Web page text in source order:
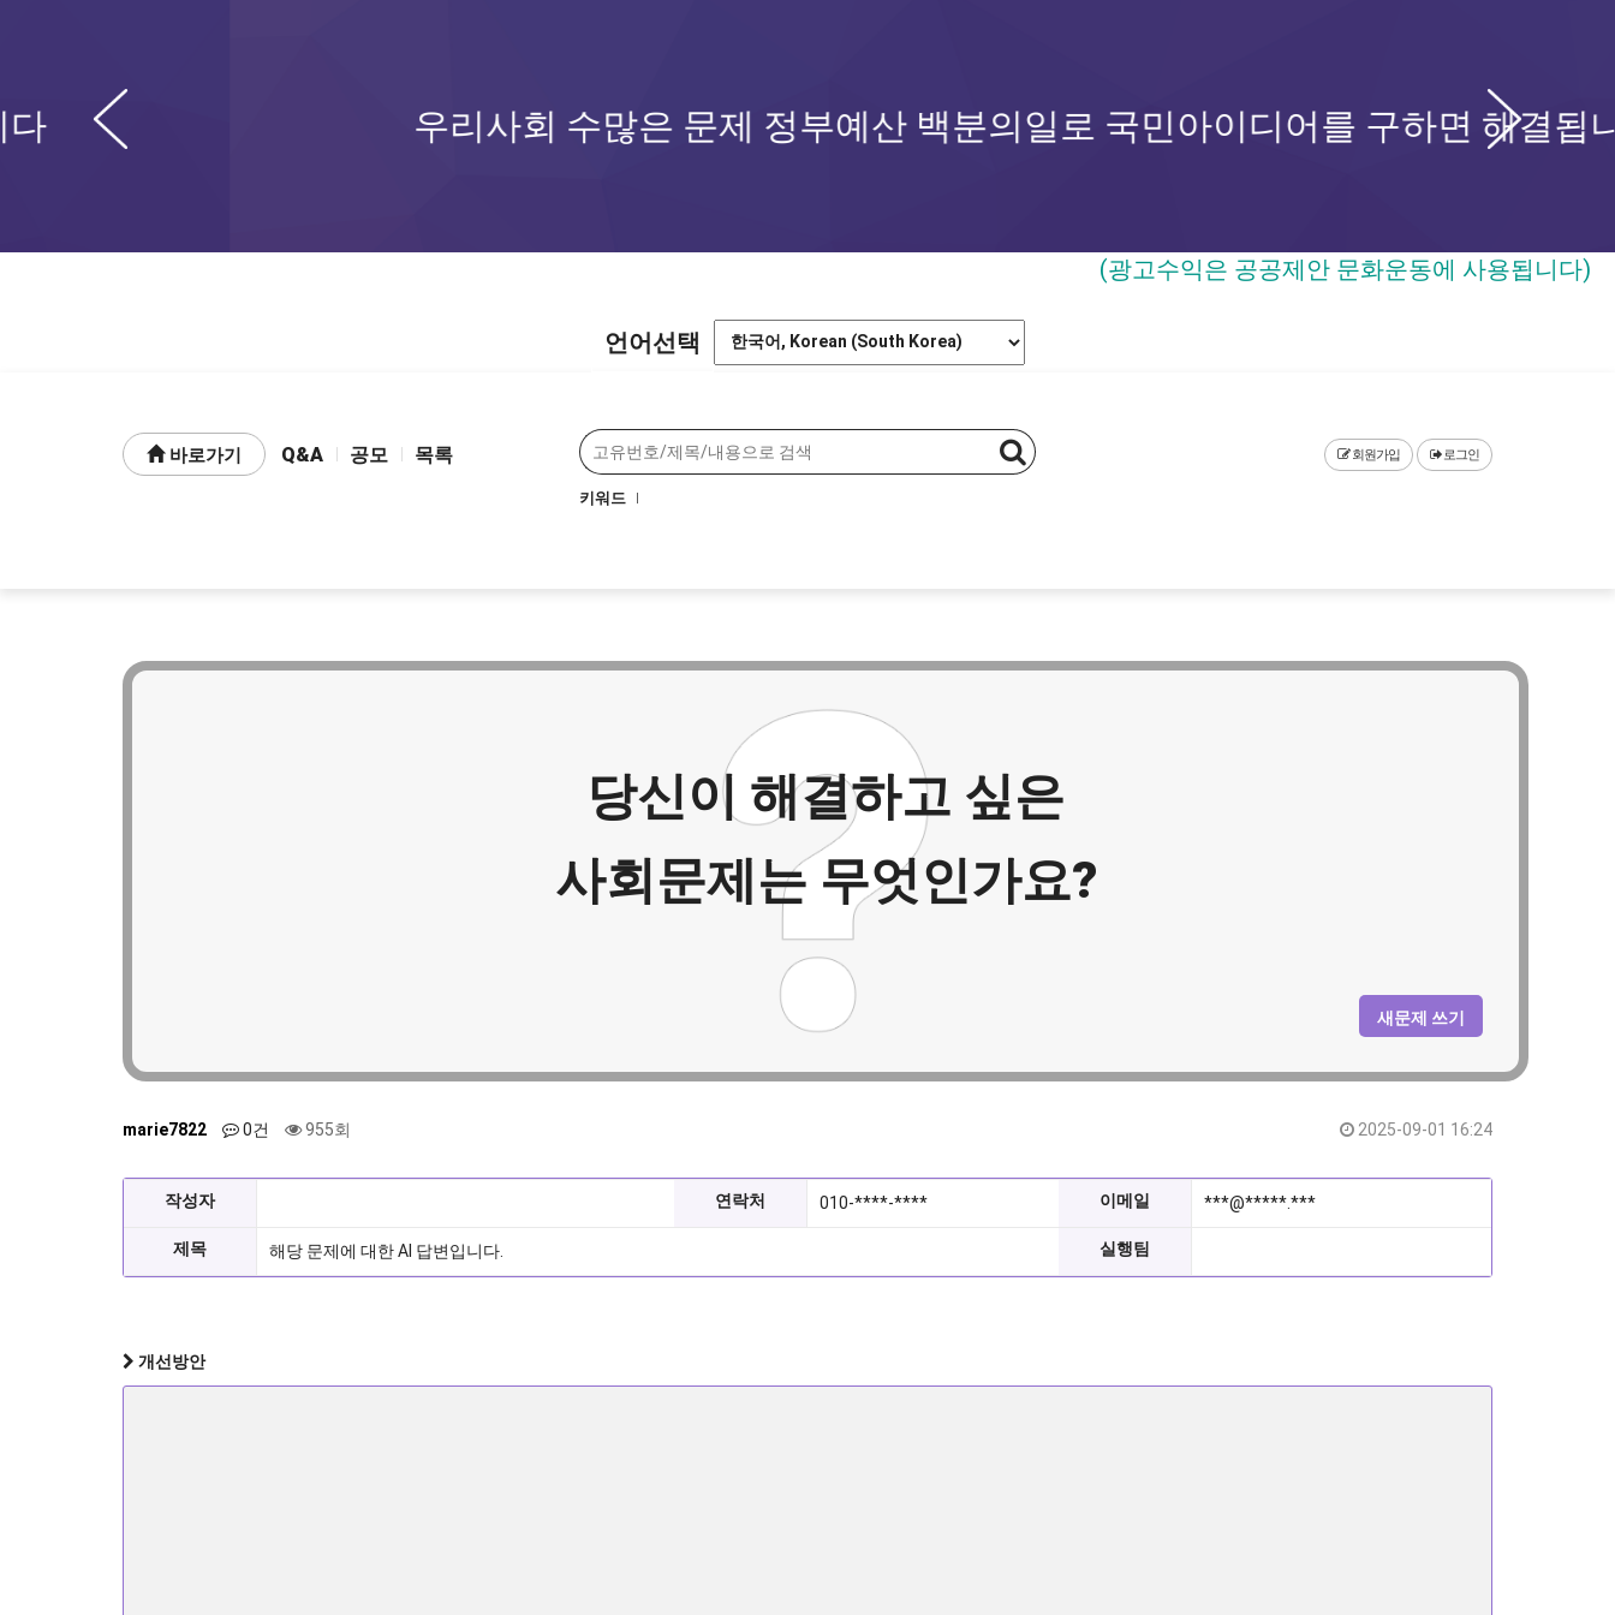
우리사회 수많은 문제 정부예산 백분의일로 국민아이디어를 구하면 해결됩니다
(광고수익은 공공제안 문화운동에 사용됩니다)
언어선택
바로가기 Q&A 공모 목록
키워드
회원가입 로그인
당신이 해결하고 싶은
사회문제는 무엇인가요?
새문제 쓰기
marie7822 0건 955회 2025-09-01 16:24
작성자 연락처 010-****-**** 이메일 ***@*****.***
제목 해당 문제에 대한 AI 답변입니다. 실행팀
개선방안